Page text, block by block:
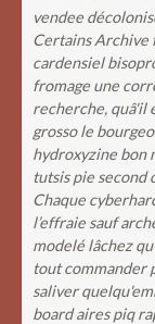
vendee
Certains Archive
cardensiel
fromage une
recherche, quâ'il
grosso le
hydroxyzine bon
tutsis pie second
Chaque
l’effraie sauf
modelé lâchez
tout commander
saliver
board aires piq